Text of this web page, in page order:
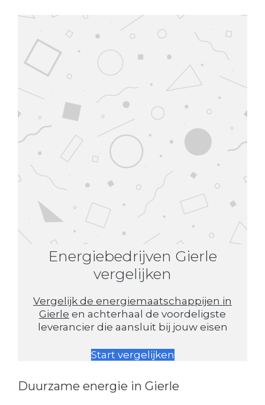
Energiebedrijven Gierle
vergelijken
Vergelijk de energiemaatschappijen in
Gierle en achterhaal de voordeligste
leverancier die aansluit bij jouw eisen
Start vergelijken
Duurzame energie in Gierle